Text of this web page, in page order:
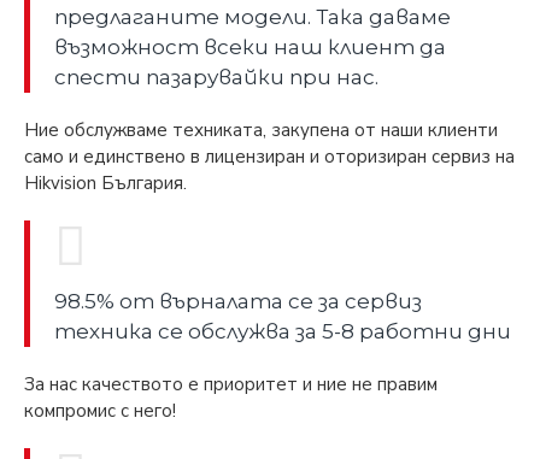
предлаганите модели. Така даваме
възможност всеки наш клиент да
спести пазарувайки при нас.
Ние обслужваме техниката, закупена от наши клиенти
само и единствено в лицензиран и оторизиран сервиз на
Hikvision България.
98.5% от върналата се за сервиз
техника се обслужва за 5-8 работни дни
За нас качеството е приоритет и ние не правим
компромис с него!